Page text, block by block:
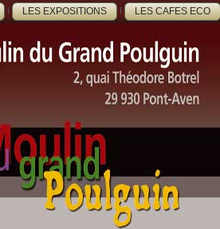
LES EXPOSITIONS LES CAFES ECO